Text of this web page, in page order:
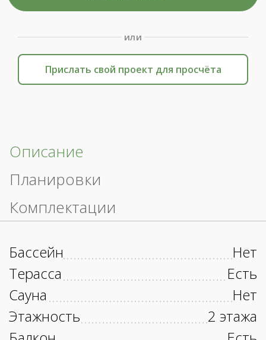
или
Прислать свой проект для просчёта
Описание
Планировки
Комплектации
Бассейн
Нет
Терасса
Есть
Сауна
Нет
Этажность
2 этажа